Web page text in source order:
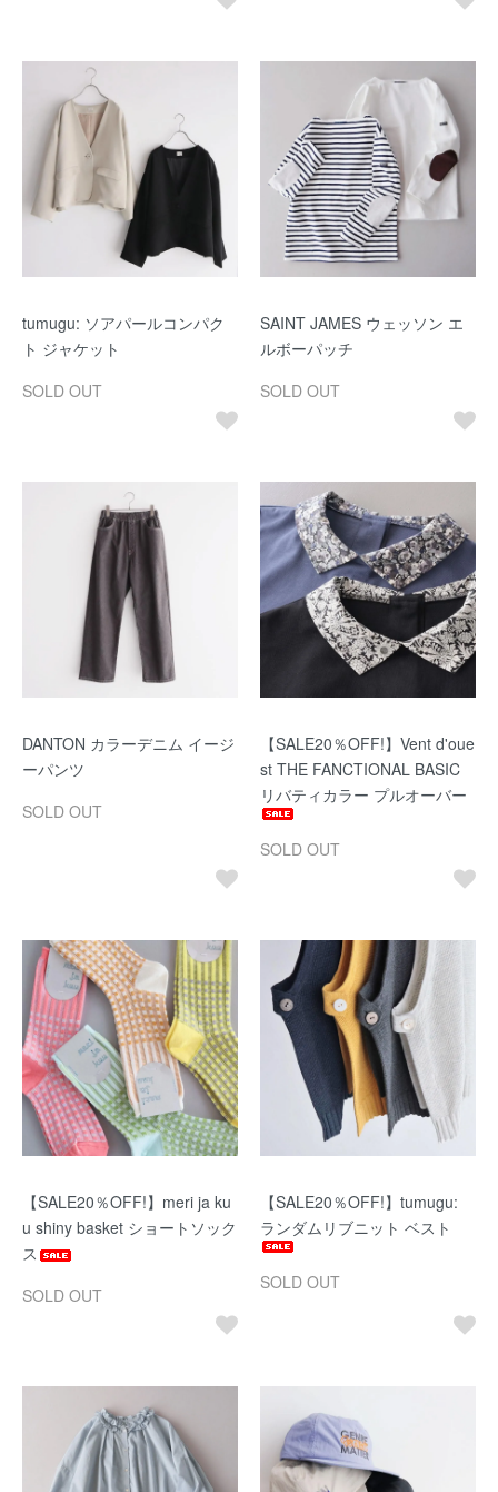
tumugu: ソアパールコンパク
ト ジャケット
SOLD OUT
SAINT JAMES ウェッソン エ
ルボーパッチ
SOLD OUT
DANTON カラーデニム イージ
ーパンツ
SOLD OUT
【SALE20％OFF!】Vent d'oue
st THE FANCTIONAL BASIC
リバティカラー プルオーバー
SOLD OUT
【SALE20％OFF!】meri ja ku
u shiny basket ショートソック
ス
SOLD OUT
【SALE20％OFF!】tumugu:
ランダムリブニット ベスト
SOLD OUT